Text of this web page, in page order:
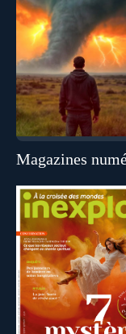
Magazines